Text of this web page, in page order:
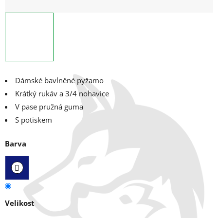
Dámské bavlněné pyžamo
Krátký rukáv a 3/4 nohavice
V pase pružná guma
S potiskem
Barva
Velikost